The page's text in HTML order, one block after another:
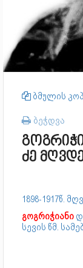
ბმულის
ბეჭდვა
ძე
1898-1917წ.
გოგრიჭიანი
სე­ვის წმ.